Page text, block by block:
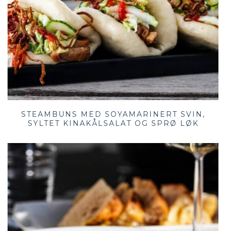
STEAMBUNS MED SOYAMARINERT SVIN,
SYLTET KINAKÅLSALAT OG SPRØ LØK